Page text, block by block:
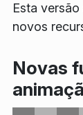
Esta
novos
Novas